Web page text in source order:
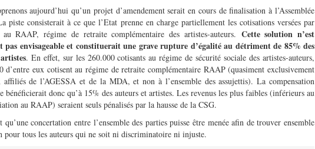
aujourd’hui qu’un projet d’amendement serait en cours de finalisation à l’Assemblée
piste consisterait à ce que l’Etat prenne en charge partiellement les cotisations versées par
au RAAP, régime de retraite complémentaire des artistes-auteurs. Cette solution n’est
pas envisageable et constituerait une grave rupture d’égalité au détriment de 85% des
. En effet, sur les 260.000 cotisants au régime de sécurité sociale des artistes-auteurs,
d’entre eux cotisent au régime de retraite complémentaire RAAP (quasiment exclusivement
affiliés de l’AGESSA et de la MDA, et non à l’ensemble des assujettis). La compensation
bénéficierait donc qu’à 15% des auteurs et artistes. Les revenus les plus faibles (inférieurs au
au RAAP) seraient seuls pénalisés par la hausse de la CSG.
concertation entre l’ensemble des parties puisse être menée afin de trouver ensemble
pour tous les auteurs qui ne soit ni discriminatoire ni injuste.